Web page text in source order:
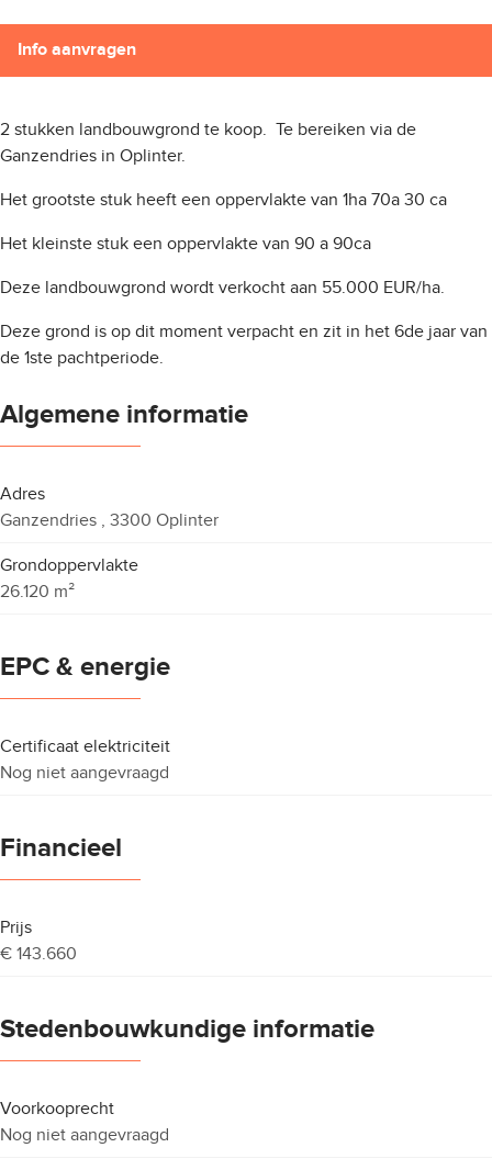
Info aanvragen
2 stukken landbouwgrond te koop. Te bereiken via de
Ganzendries in Oplinter.
Het grootste stuk heeft een oppervlakte van 1ha 70a 30 ca
Het kleinste stuk een oppervlakte van 90 a 90ca
Deze landbouwgrond wordt verkocht aan 55.000 EUR/ha.
Deze grond is op dit moment verpacht en zit in het 6de jaar van
de 1ste pachtperiode.
Algemene informatie
Adres
Ganzendries , 3300 Oplinter
Grondoppervlakte
26.120 m²
EPC & energie
Certificaat elektriciteit
Nog niet aangevraagd
Financieel
Prijs
€ 143.660
Stedenbouwkundige informatie
Voorkooprecht
Nog niet aangevraagd